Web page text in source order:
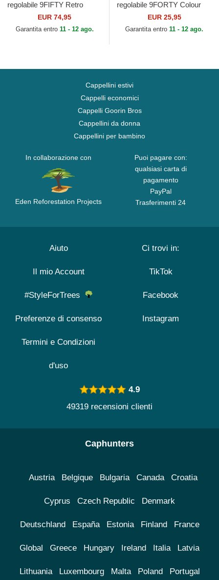
regolabile 9FIFTY Retro
Crown Heritage Series dei
Oakland Athletics...
EUR 74,95
Garantita entro 11 - 12 ago.
regolabile 9FORTY Colour
Block dei Oakland Athletics
MLB di New Era
EUR 25,95
Garantita entro 11 - 12 ago.
Cappellini estivi
Cappelli economici
Cappelli Goorin Bros
Cappellini da donna
Cappellini per bambino
In collaborazione con
Eden Reforestation Projects
Puoi pagare con:
qualsiasi carta di
pagamento
PayPal
Trasferimenti 24
Aiuto
Il mio Account
#StyleForTrees
Preferenze di consenso
Termini e Condizioni
d'uso
Ci trovi in:
TikTok
Facebook
Instagram
4.9
49319 recensioni clienti
Caphunters
Austria Belgique Bulgaria Canada Croatia
Cyprus Czech Republic Denmark
Deutschland España Estonia Finland France
Global Greece Hungary Ireland Italia Latvia
Lithuania Luxembourg Malta Poland Portugal